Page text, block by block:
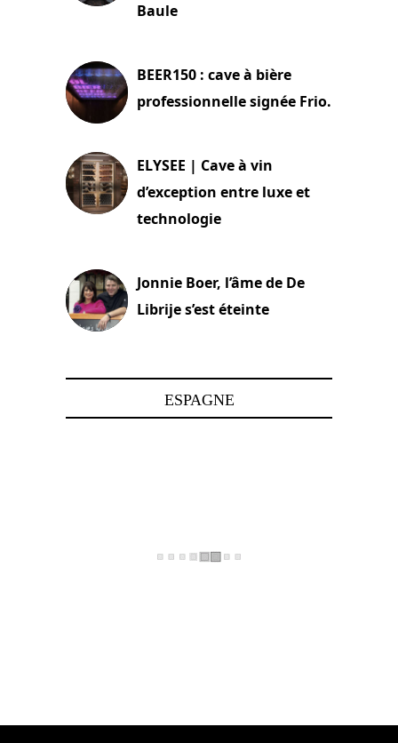
Baule
BEER150 : cave à bière
professionnelle signée Frio.
ELYSEE | Cave à vin
d’exception entre luxe et
technologie
Jonnie Boer, l’âme de De
Librije s’est éteinte
ESPAGNE